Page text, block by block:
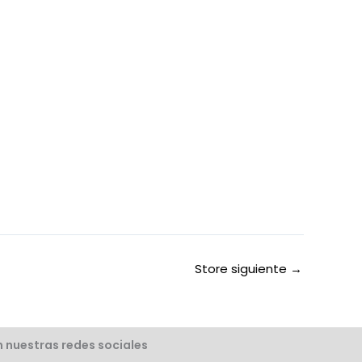
Store siguiente →
nuestras redes sociales